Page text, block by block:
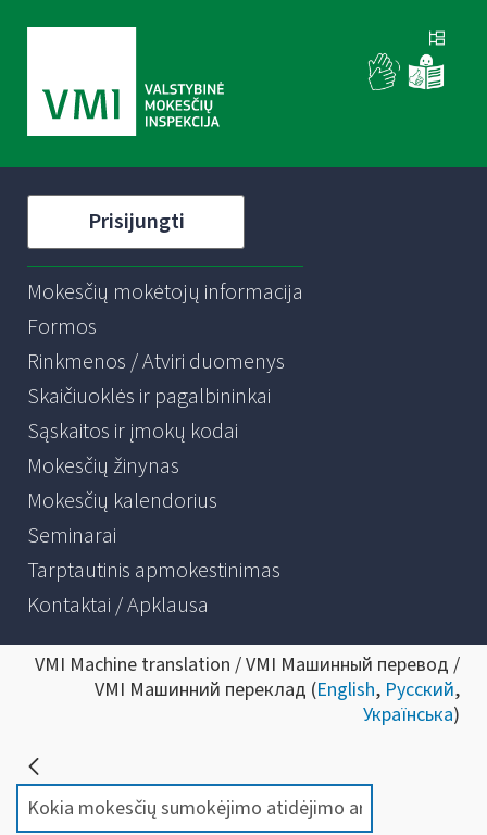
Prisijungti
Mokesčių mokėtojų informacija
Formos
Rinkmenos / Atviri duomenys
Skaičiuoklės ir pagalbininkai
Sąskaitos ir įmokų kodai
Mokesčių žinynas
Mokesčių kalendorius
Seminarai
Tarptautinis apmokestinimas
Kontaktai / Apklausa
VMI Machine translation / VMI Машинный перевод /
VMI Машинний переклад (English, Русский,
Українська)